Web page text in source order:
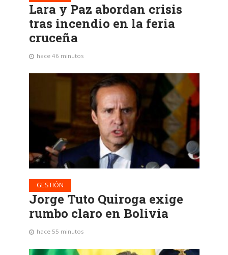
Lara y Paz abordan crisis
tras incendio en la feria
cruceña
hace 46 minutos
GESTIÓN
Jorge Tuto Quiroga exige
rumbo claro en Bolivia
hace 55 minutos